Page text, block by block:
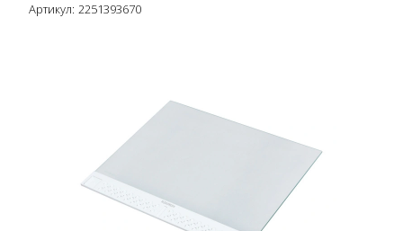
Артикул: 2251393670